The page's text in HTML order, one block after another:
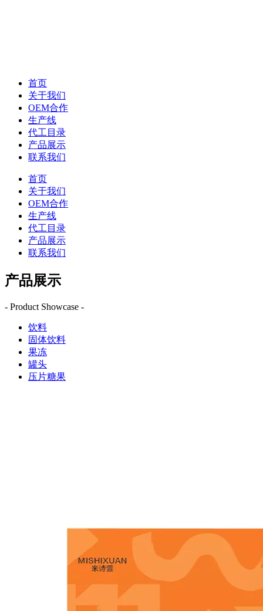
首页
关于我们
OEM合作
生产线
代工目录
产品展示
联系我们
首页
关于我们
OEM合作
生产线
代工目录
产品展示
联系我们
产品展示
- Product Showcase -
饮料
固体饮料
果冻
罐头
压片糖果